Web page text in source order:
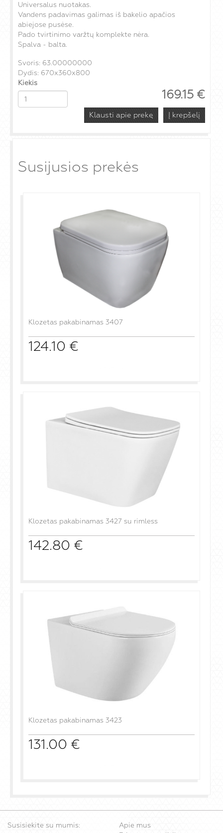
Universalus nuotakas.
Vandens padavimas galimas iš bakelio apačios
abiejose pusėse.
Pado tvirtinimo varžtų komplekte nėra.
Spalva - balta.
Svoris: 63.00000000
Dydis: 670x360x800
169.15 €
Kiekis
Klausti apie prekę
Susijusios prekės
Klozetas pakabinamas 3407
124.10 €
Klozetas pakabinamas 3427 su rimless
142.80 €
Klozetas pakabinamas 3423
131.00 €
Susisiekite su mumis:
Apie mus